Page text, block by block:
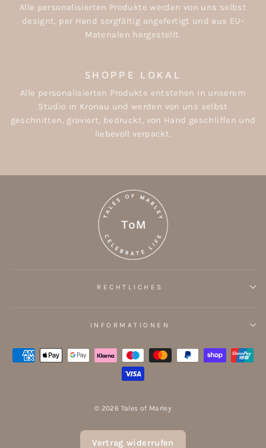
Alle personalisierten Produkte werden von uns selbst
designt, per Hand sorgfältig angefertigt und aus EU-
Materialen hergestellt.
SHOPPE LOKAL
Alle personalisierten Produkte entstehen in unserem
Studio in Kronau und werden von uns selbst
geschnitten, graviert, bedruckt, von Hand geschliffen und
liebevoll verpackt.
RECHTLICHES
INFORMATIONEN
© 2026 Tales of Marley
Vertrag widerrufen